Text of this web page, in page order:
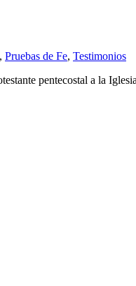
, Pruebas de Fe, Testimonios
pentecostal a la